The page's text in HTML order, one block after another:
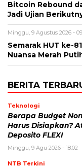
Bitcoin Rebound
Jadi Ujian
Minggu, 9 Agustus 2026 -
Semarak HUT ke-
Nuansa Merah
BERITA
Teknologi
Berapa Budget
Harus Disiapkan?
Deposito FLEXI
Minggu, 9 Agu 2026 - 18:02
NTB Terkini